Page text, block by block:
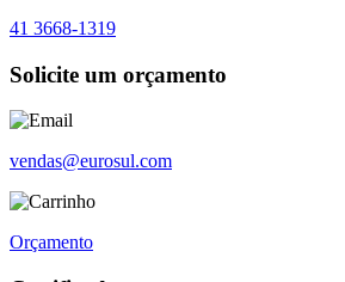
41 3668-1319
Solicite um orçamento
vendas@eurosul.com
Orçamento